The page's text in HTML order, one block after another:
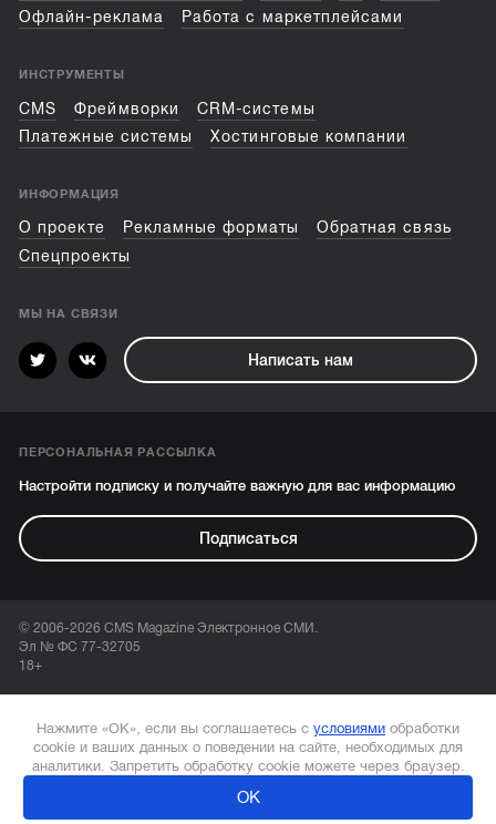
Офлайн-реклама
Работа с маркетплейсами
ИНСТРУМЕНТЫ
CMS Фреймворки
CRM-системы
Платежные системы
Хостинговые компании
ИНФОРМАЦИЯ
О проекте Рекламные форматы
Обратная связь
Спецпроекты
МЫ НА СВЯЗИ
Написать нам
ПЕРСОНАЛЬНАЯ РАССЫЛКА
Настройти подписку и получайте важную для вас информацию
Подписаться
© 2006-2026 CMS Magazine Электронное СМИ.
Эл № ФС 77-32705
18+
Нажмите «ОК», если вы соглашаетесь с условиями обработки
cookie и ваших данных о поведении на сайте, необходимых для
аналитики. Запретить обработку cookie можете через браузер.
ОК